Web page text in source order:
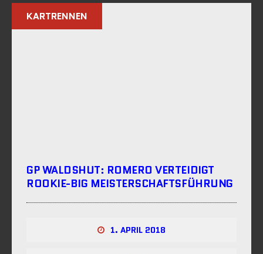
KARTRENNEN
GP WALDSHUT: ROMERO VERTEIDIGT
ROOKIE-BIG MEISTERSCHAFTSFÜHRUNG
1. APRIL 2018